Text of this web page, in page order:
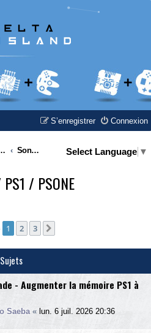
Connexion
S’enregistrer
/ Hack & Info Sony - Playstation / PS1 / PSone Select Language ▼
/ PSONE
1 2 3
Sujets
- Augmenter la mémoire PS1 à
Saeba« lun. 6 juil. 2026 20:36